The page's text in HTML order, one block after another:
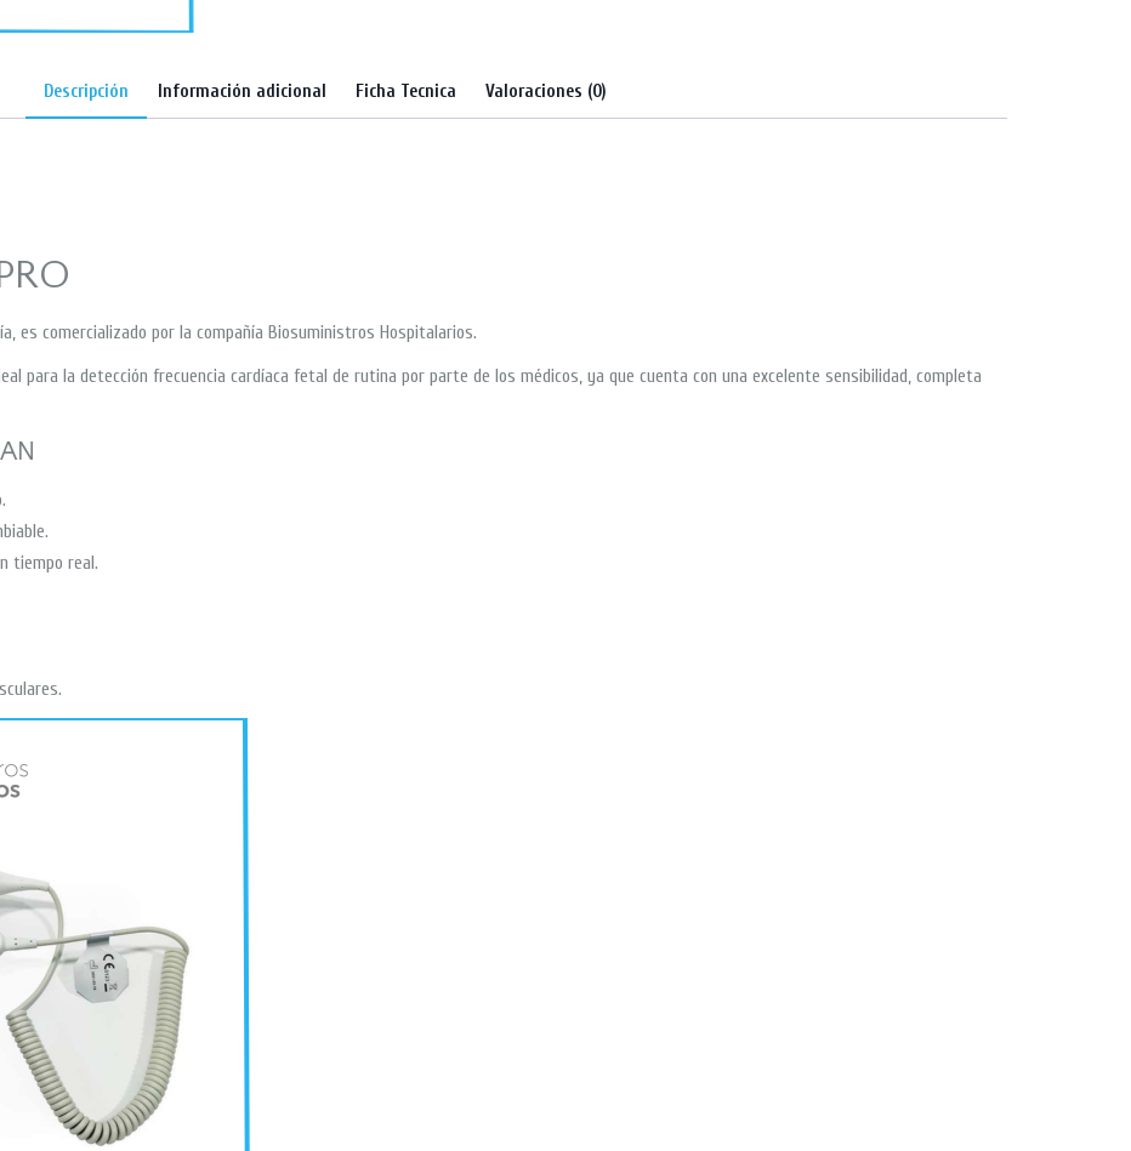
Descripción Información adicional Ficha Tecnica Valoraciones (0)
es comercializado por la compañía Biosuministros Hospitalarios.
para la detección frecuencia cardíaca fetal de rutina por parte de los médicos, ya que cuenta con una excelente sensibilidad, completa
tiempo real.